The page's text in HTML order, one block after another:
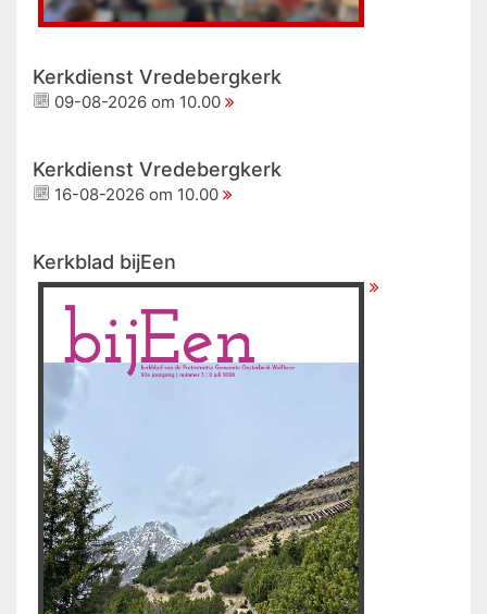
Kerkdienst Vredebergkerk
09-08-2026 om 10.00
Kerkdienst Vredebergkerk
16-08-2026 om 10.00
Kerkblad bijEen